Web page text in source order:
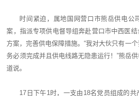
时间紧迫，属地国网营口市熊岳供电公
案，指派专项供电督导组奔赴营口市中西医
方案，完善供电保障措施。“我对大伙只有一
务必须完成并且供电线路无隐患运行！”熊岳
道说。
17日下午1时，一支由18名党员组成的共